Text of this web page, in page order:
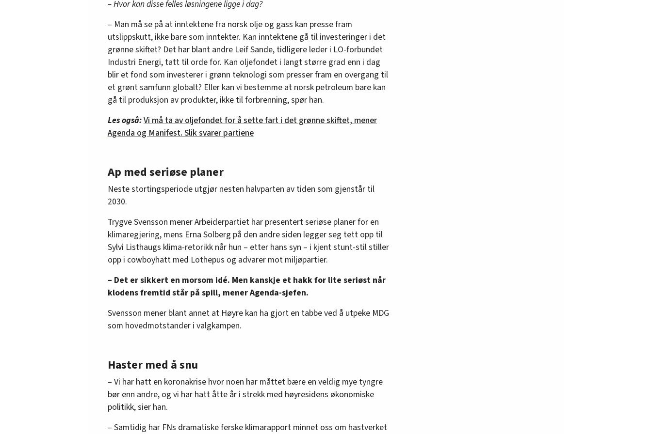
– Hvor kan disse felles løsningene ligge i dag?
– Man må se på at inntektene fra norsk olje og gass kan presse fram
utslippskutt, ikke bare som inntekter. Kan inntektene gå til investeringer i det
grønne skiftet? Det har blant andre Leif Sande, tidligere leder i LO-forbundet
Industri Energi, tatt til orde for. Kan oljefondet i langt større grad enn i dag
blir et fond som investerer i grønn teknologi som presser fram en overgang til
et grønt samfunn globalt? Eller kan vi bestemme at norsk petroleum bare kan
gå til produksjon av produkter, ikke til forbrenning, spør han.
Les også:Vi må ta av oljefondet for å sette fart i det grønne skiftet, mener
Agenda og Manifest. Slik svarer partiene
Ap med seriøse planer
Neste stortingsperiode utgjør nesten halvparten av tiden som gjenstår til
2030.
Trygve Svensson mener Arbeiderpartiet har presentert seriøse planer for en
klimaregjering, mens Erna Solberg på den andre siden legger seg tett opp til
Sylvi Listhaugs klima-retorikk når hun – etter hans syn – i kjent stunt-stil stiller
opp i cowboyhatt med Lothepus og advarer mot miljøpartier.
– Det er sikkert en morsom idé. Men kanskje et hakk for lite seriøst når
klodens fremtid står på spill, mener Agenda-sjefen.
Svensson mener blant annet at Høyre kan ha gjort en tabbe ved å utpeke MDG
som hovedmotstander i valgkampen.
Haster med å snu
– Vi har hatt en koronakrise hvor noen har måttet bære en veldig mye tyngre
bør enn andre, og vi har hatt åtte år i strekk med høyresidens økonomiske
politikk, sier han.
– Samtidig har FNs dramatiske ferske klimarapport minnet oss om hastverket